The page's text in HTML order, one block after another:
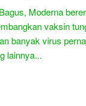
Moderna
vaksin
banyak virus
lainnya...